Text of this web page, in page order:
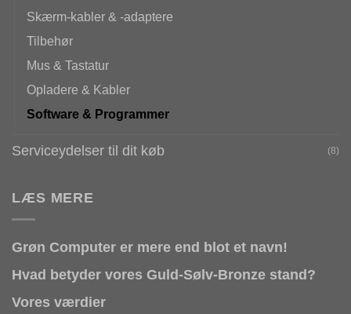
Skærm-kabler & -adaptere
Tilbehør
Mus & Tastatur
Opladere & Kabler
Software & Programmer
Serviceydelser til dit køb (8)
LÆS MERE
Grøn Computer er mere end blot et navn!
Hvad betyder vores Guld-Sølv-Bronze stand?
Vores værdier